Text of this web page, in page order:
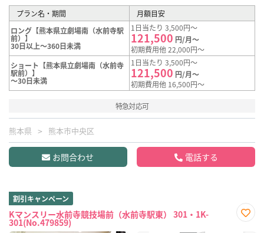
プラン名・期間
月額目安
ロング【熊本県立劇場南（水前寺駅
前）】
30日以上～360日未満
1日当たり 3,500円～
121,500 円/月～
初期費用他 22,000円～
ショート【熊本県立劇場南（水前寺
駅前）】
～30日未満
1日当たり 3,500円～
121,500 円/月～
初期費用他 16,500円～
特急対応可
熊本県 熊本市中央区
お問合わせ 電話する
割引キャンペーン
Kマンスリー水前寺競技場前（水前寺駅東） 301・1K-
301(No.479859)